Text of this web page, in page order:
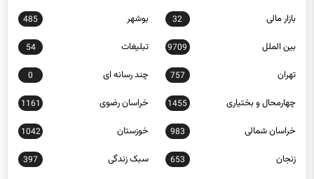
بازار مالی 32 بوشهر 485
بین الملل 9709 تبلیغات 54
تهران 757 چند رسانه ای 0
چهارمحال و بختیاری 1455 خراسان رضوی 1161
خراسان شمالی 983 خوزستان 1042
زنجان 653 سبک زندگی 397